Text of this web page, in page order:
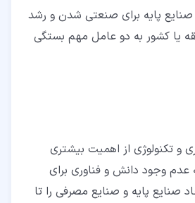
پایه برای صنعتی شدن و رشد
یا کشور به دو عامل مهم بستگی
و تکنولوژی از اهمیت بیشتری
عدم وجود دانش و فناوری برای
صنایع پایه و صنایع مصرفی را تا